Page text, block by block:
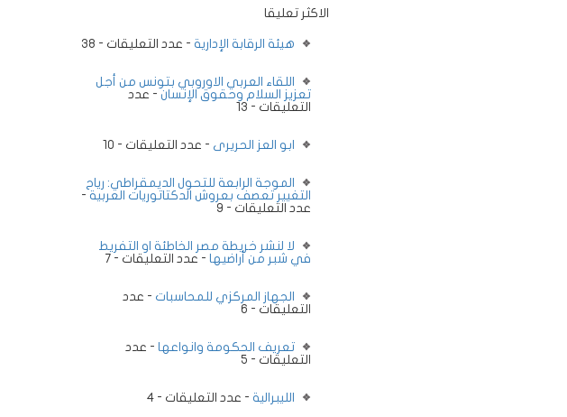
الاكثر تعليقا
هيئة الرقابة الإدارية - عدد التعليقات - 38
اللقاء العربي الاوروبي بتونس من أجل
تعزيز السلام وحقوق الإنسان - عدد
التعليقات - 13
ابو العز الحريرى - عدد التعليقات - 10
الموجة الرابعة للتحول الديمقراطي: رياح
التغيير تعصف بعروش الدكتاتوريات العربية -
عدد التعليقات - 9
لا لنشر خريطة مصر الخاطئة او التفريط
في شبر من أراضيها - عدد التعليقات - 7
الجهاز المركزي للمحاسبات - عدد
التعليقات - 6
تعريف الحكومة وانواعها - عدد
التعليقات - 5
الليبرالية - عدد التعليقات - 4